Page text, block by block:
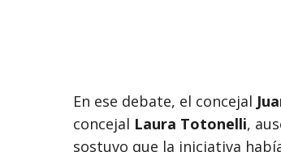
En ese debate, el concejal
concejal Laura Totonelli,
sostuvo que la iniciativa